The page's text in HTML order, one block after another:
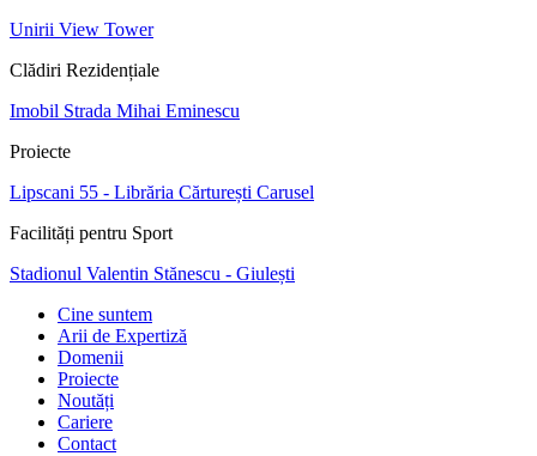
Unirii View Tower
Clădiri Rezidențiale
Imobil Strada Mihai Eminescu
Proiecte
Lipscani 55 - Librăria Cărturești Carusel
Facilități pentru Sport
Stadionul Valentin Stănescu - Giulești
Cine suntem
Arii de Expertiză
Domenii
Proiecte
Noutăți
Cariere
Contact